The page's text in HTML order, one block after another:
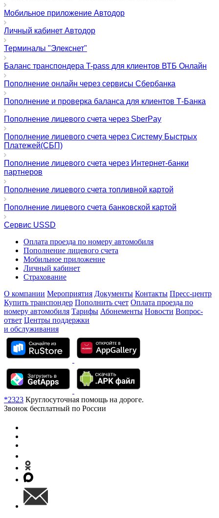
Мобильное приложение Автодор
Личный кабинет Автодор
Терминалы "Элекснет"
Баланс транспондера T-pass для клиентов ВТБ Онлайн
Пополнение онлайн через сервисы Сбербанка
Пополнение и проверка баланса для клиентов Т-Банка
Пополнение лицевого счета через SberPay
Пополнение лицевого счета через Систему Быстрых
Платежей(СБП)
Пополнение лицевого счета через Интернет-банки
партнеров
Пополнение лицевого счета топливной картой
Пополнение лицевого счета банковской картой
Сервис USSD
Оплата проезда по номеру автомобиля
Пополнение лицевого счета
Мобильное приложение
Личный кабинет
Страхование
О компании Мероприятия Документы Контакты Пресс-центр
Купить транспондер Пополнить счет Оплата проезда по
номеру автомобиля Тарифы Абонементы Новости Вопрос-
ответ Центры поддержки
и обслуживания
*2323 Круглосуточная помощь на дороге.
Звонок бесплатный по России